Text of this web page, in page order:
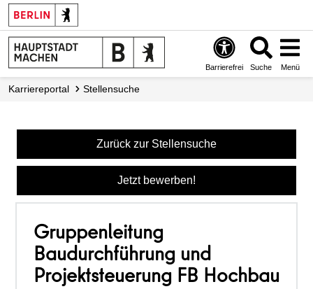
Barrierefrei Suche Menü
Karriereportal Stellensuche
Zurück zur Stellensuche
Jetzt bewerben!
Gruppenleitung
Baudurchführung und
Projektsteuerung FB Hochbau